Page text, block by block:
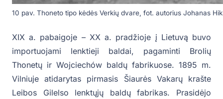
10 pav. Thoneto tipo kėdės Verkių dvare, fot. autorius Johanas
XIX a. pabaigoje – XX a. pradžioje į Lietuvą buvo
importuojami lenktieji baldai, pagaminti Brolių
Thonetų ir Wojciechów baldų fabrikuose. 1895 m.
Vilniuje atidarytas pirmasis Šiaurės Vakarų krašte
Leibos Gilelso lenktųjų baldų fabrikas. Prasidėjo